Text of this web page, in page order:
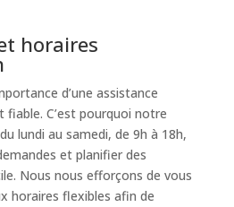
horaires
d’une assistance
C’est pourquoi notre
lundi au samedi, de 9h à 18h,
et planifier des
Nous nous efforçons de vous
horaires flexibles afin de